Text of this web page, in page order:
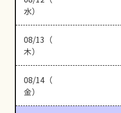
水）
08/13（
木）
08/14（
金）